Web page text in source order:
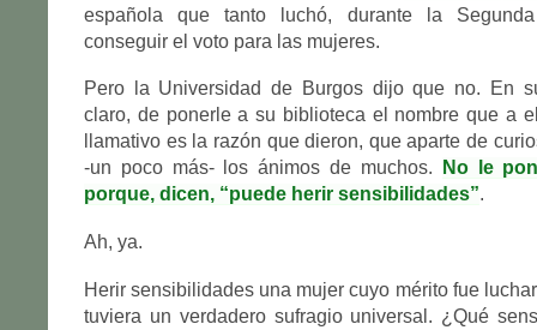
española que tanto luchó, durante la
conseguir el voto para las mujeres.
Pero la Universidad de Burgos dijo que no. En
claro, de ponerle a su biblioteca el nombre que a
llamativo es la razón que dieron, que aparte de
-un poco más- los ánimos de muchos.
No le
porque, dicen, “puede herir sensibilidades”.
Ah, ya.
Herir sensibilidades una mujer cuyo mérito fue
tuviera un verdadero sufragio universal. ¿Qué